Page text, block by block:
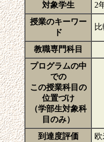
対象学生
2
授業のキーワー
ド
教職専門科目
プログラムの中
での
この授業科目の
位置づけ
（学部生対象科
目のみ）
到達度評価